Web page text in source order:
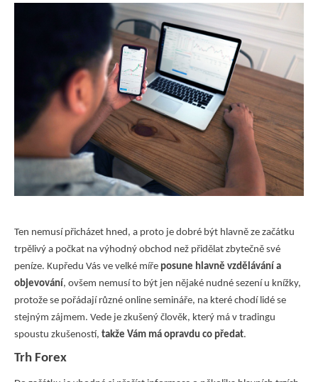
Ten nemusí přicházet hned, a proto je dobré být hlavně ze začátku
trpělivý a počkat na výhodný obchod než přidělat zbytečně své
peníze. Kupředu Vás ve velké míře posune hlavně vzdělávání a
objevování, ovšem nemusí to být jen nějaké nudné sezení u knížky,
protože se pořádají různé online semináře, na které chodí lidé se
stejným zájmem. Vede je zkušený člověk, který má v tradingu
spoustu zkušeností, takže Vám má opravdu co předat.
Trh Forex